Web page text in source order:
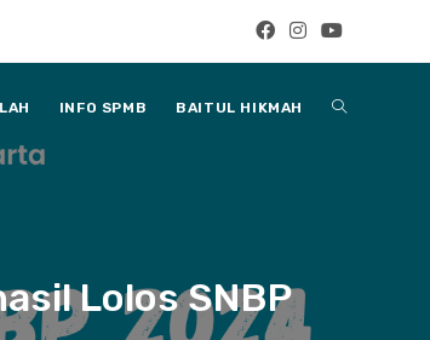
INFO SPMB BAITUL HIKMAH Toggle
Lolos SNBP